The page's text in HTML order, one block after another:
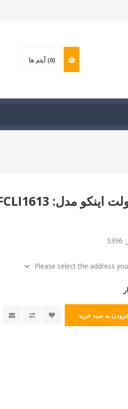
(0) آیتم ها
5396
Please select the address
به سبد خرید